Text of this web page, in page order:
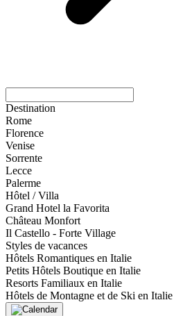
Destination
Rome
Florence
Venise
Sorrente
Lecce
Palerme
Hôtel / Villa
Grand Hotel la Favorita
Château Monfort
Il Castello - Forte Village
Styles de vacances
Hôtels Romantiques en Italie
Petits Hôtels Boutique en Italie
Resorts Familiaux en Italie
Hôtels de Montagne et de Ski en Italie